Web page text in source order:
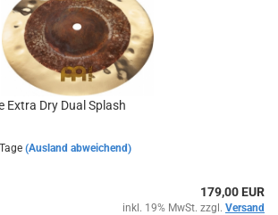
Extra Dry Dual Splash
(Ausland abweichend)
179,00 EUR
inkl. 19% MwSt. zzgl. Versand